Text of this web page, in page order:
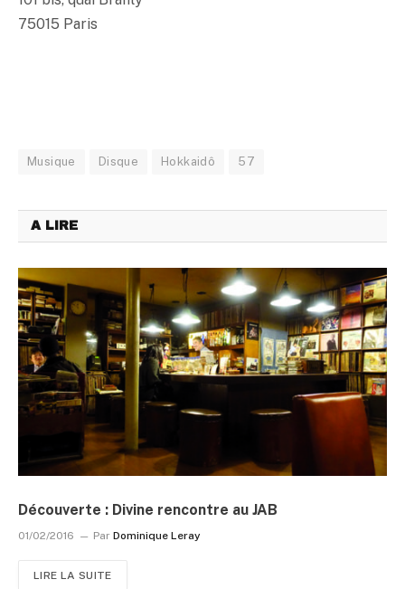
75015 Paris
Musique Disque Hokkaidô 57
A LIRE
Découverte : Divine rencontre au JAB
01/02/2016 Par Dominique Leray
LIRE LA SUITE